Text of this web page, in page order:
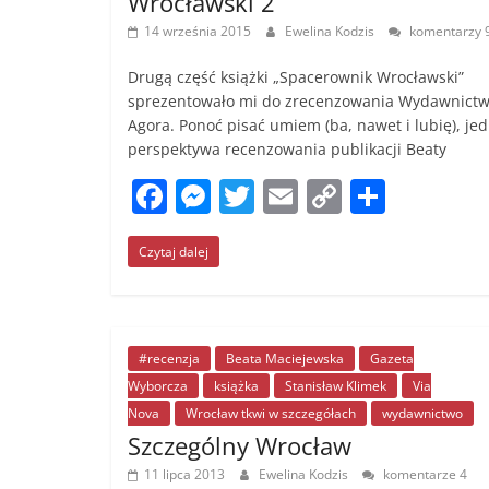
14 września 2015 Ewelina Kodzis komentarzy
Drugą część książki „Spacerownik Wrocławski”
sprezentowało mi do zrecenzowania
Agora. Ponoć pisać umiem (ba, nawet i lubię),
perspektywa recenzowania publikacji Beaty
F
a
c
b
o
o
k
M
e
ss
n
g
er
T E C
Li
n
k
Czytaj dalej
#recenzja Beata Maciejewska
Gazeta
Wyborcza
książka Stanisław Klimek
Via
Nova
Wrocław tkwi w szczegółach wydawnictwo
Szczególny Wrocław
11 lipca 2013 Ewelina Kodzis komentarze 4